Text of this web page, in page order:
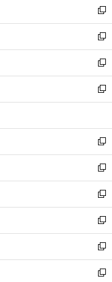
く
で
開
く
ド
ウ
で
開
く
ィ
ン
ド
ウ
で
開
く
い
ウ
ィ
ン
ド
ウ
で
開
新
し
い
ウ
ィ
ン
ド
ウ
開
く
新
し
い
ウ
ィ
ン
ウ
で
開
く
新
し
い
ウ
ン
ド
ウ
で
開
く
新
し
ウ
ィ
ン
ド
ウ
で
開
く
新
し
い
ウ
ィ
ン
ド
ウ
で
開
く
新
し
い
ウ
ィ
ン
ド
ウ
で
新
し
い
ウ
ィ
ン
ド
新
し
い
ウ
ィ
新
し
い
新